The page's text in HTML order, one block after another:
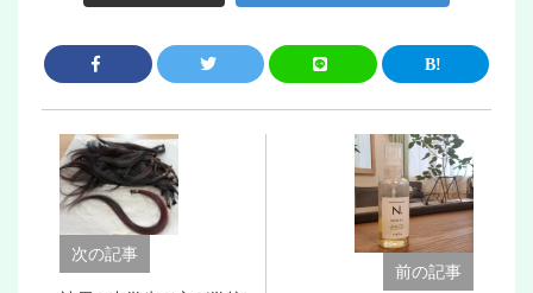
次の記事
前の記事